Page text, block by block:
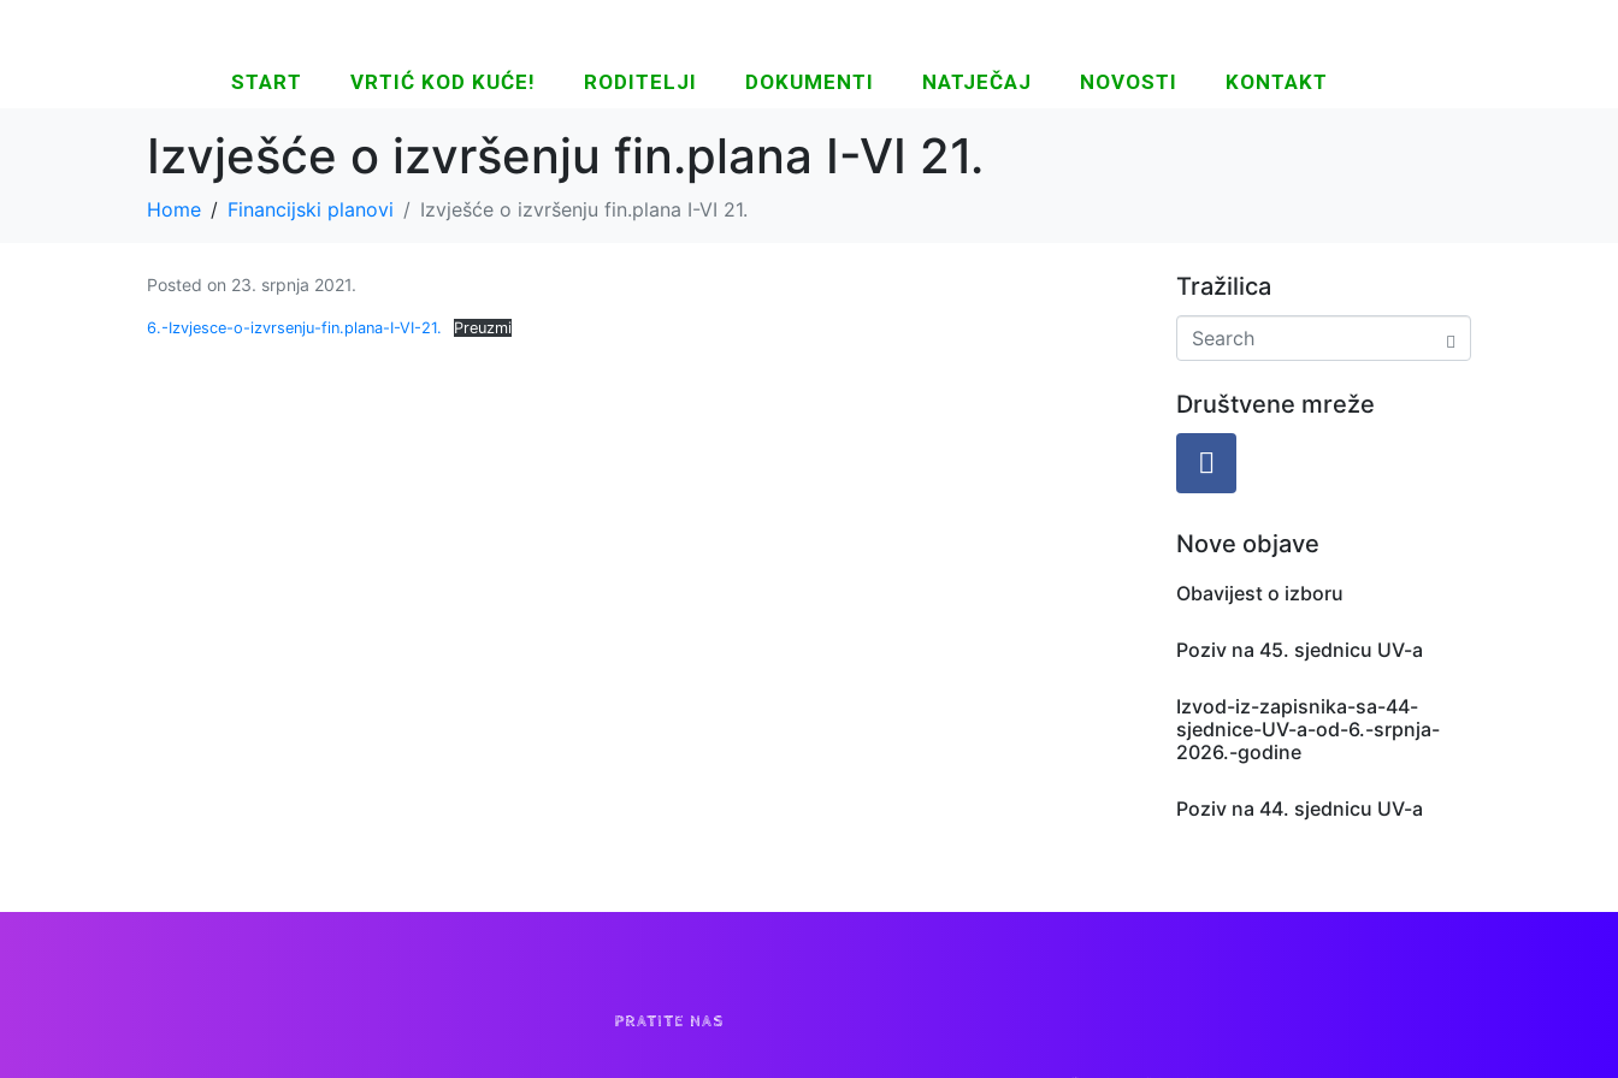
START VRTIĆ KOD KUĆE! RODITELJI DOKUMENTI NATJEČAJ NOVOSTI KONTAKT
Izvješće o izvršenju fin.plana I-VI 21.
Home Financijski planovi Izvješće o izvršenju fin.plana I-VI 21.
Posted on 23. srpnja 2021.
6.-Izvjesce-o-izvrsenju-fin.plana-I-VI-21. Preuzmi
Tražilica
Društvene mreže
Nove objave
Obavijest o izboru
Poziv na 45. sjednicu UV-a
Izvod-iz-zapisnika-sa-44-
sjednice-UV-a-od-6.-srpnja-
2026.-godine
Poziv na 44. sjednicu UV-a
PRATITE NAS